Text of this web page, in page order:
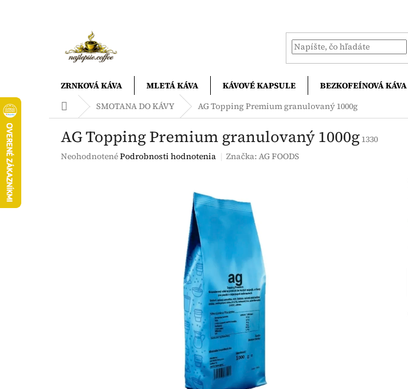
ZRNKOVÁ KÁVA MLETÁ KÁVA KÁVOVÉ KAPSULE BEZKOFEÍNOVÁ KÁVA
DomovSMOTANA DO KÁVY AG Topping Premium granulovaný 1000g
AG Topping Premium granulovaný 1000g 1330
Priemerné
NeohodnotenéPodrobnosti hodnotenia Značka:AG FOODS